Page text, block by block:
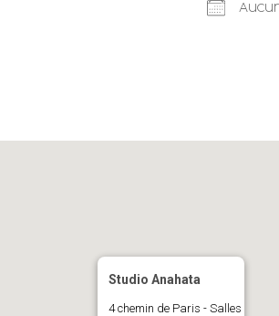
Studio Anahata
4 chemin de Paris - Salles